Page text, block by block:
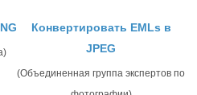
Конвертировать EMLs в
JPEG
(Объединенная группа экспертов по